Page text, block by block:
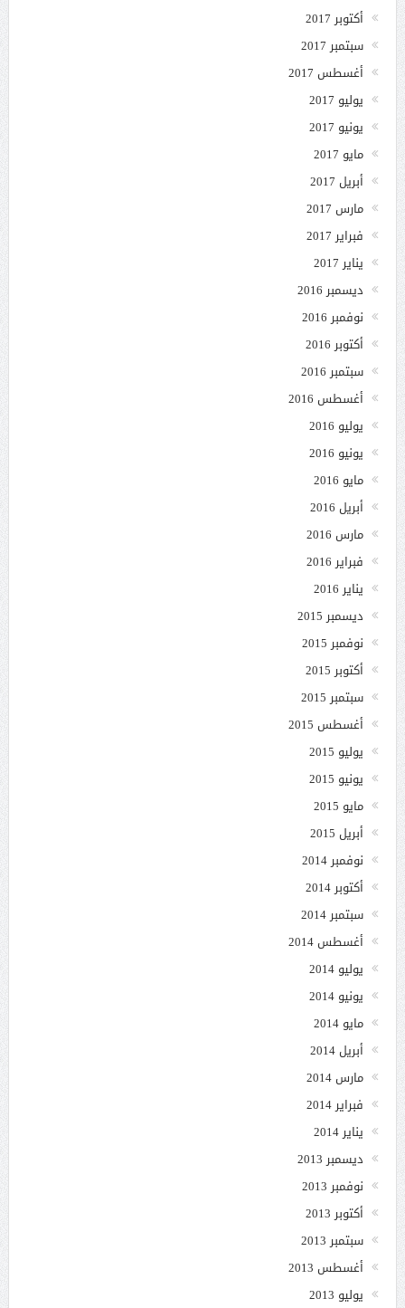
أكتوبر 2017
سبتمبر 2017
أغسطس 2017
يوليو 2017
يونيو 2017
مايو 2017
أبريل 2017
مارس 2017
فبراير 2017
يناير 2017
ديسمبر 2016
نوفمبر 2016
أكتوبر 2016
سبتمبر 2016
أغسطس 2016
يوليو 2016
يونيو 2016
مايو 2016
أبريل 2016
مارس 2016
فبراير 2016
يناير 2016
ديسمبر 2015
نوفمبر 2015
أكتوبر 2015
سبتمبر 2015
أغسطس 2015
يوليو 2015
يونيو 2015
مايو 2015
أبريل 2015
نوفمبر 2014
أكتوبر 2014
سبتمبر 2014
أغسطس 2014
يوليو 2014
يونيو 2014
مايو 2014
أبريل 2014
مارس 2014
فبراير 2014
يناير 2014
ديسمبر 2013
نوفمبر 2013
أكتوبر 2013
سبتمبر 2013
أغسطس 2013
يوليو 2013